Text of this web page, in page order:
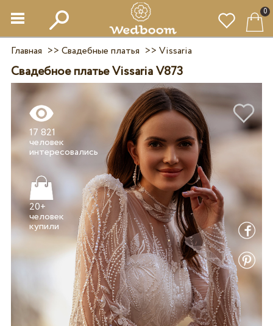
0
Главная >> Свадебные платья >> Vissaria
Свадебное платье Vissaria V873
17 821
человек
20+
человек